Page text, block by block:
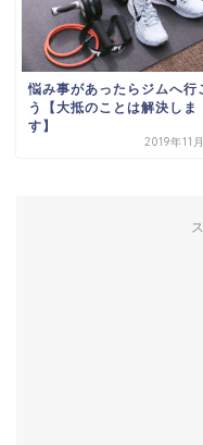
悩み事があったらジムへ行
う【大抵のことは解決しま
す】
2019年11